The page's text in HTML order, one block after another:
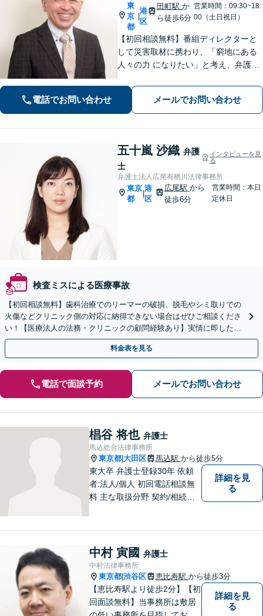
東
京
都
|
港
区
田町駅か
ら徒歩6分
営業時間：09:30~18:
00（土日祝日）
【初回相談無料】番組ディレクターと
して災害取材に携わり、「窮地にある
人々の力 になりたい」と考え、弁護士
る」という信念は、離婚・相続等の家
事案件から企業法務まですべての案件
に共 通する原動力だと考えています。
電話でお問い合わせ メールでお問い合わせ
五十嵐 沙織 弁護
士
インタビューを見
る
弁護士法人広尾有栖川法律事務所
東京
都
港
区
広尾駅 から
徒歩6分
営業時間：本日
定休日
検査ミスによる医療事故
【初回相談無料】歯科治療でのリーマーの破損、脱毛やシミ取りでの
火傷などクリニック側の対応に納得できない場合はぜひご相談くださ
い！【医療法人の法務・クリニックの顧問経験あり】実情に即したア
ドバイスで、納得のできるトラブルの解決を目指します。
料金表を見る
電話で面談予約 メールでお問い合わせ
椙谷 将也 弁護士
馬込総合法律事務所
東京都 大田区 馬込駅 から徒歩5分
東大卒 弁護士登録30年 依頼
者:法人/個人 初回電話相談無
料 主な取扱分野 契約/相続・
詳細を見
る
中村 寅國 弁護士
中村法律事務所
東京都 渋谷区 恵比寿駅 から徒歩3分
【恵比寿駅より徒歩2分】【初
回面談無料】当事務所は敷居
詳細を見
る